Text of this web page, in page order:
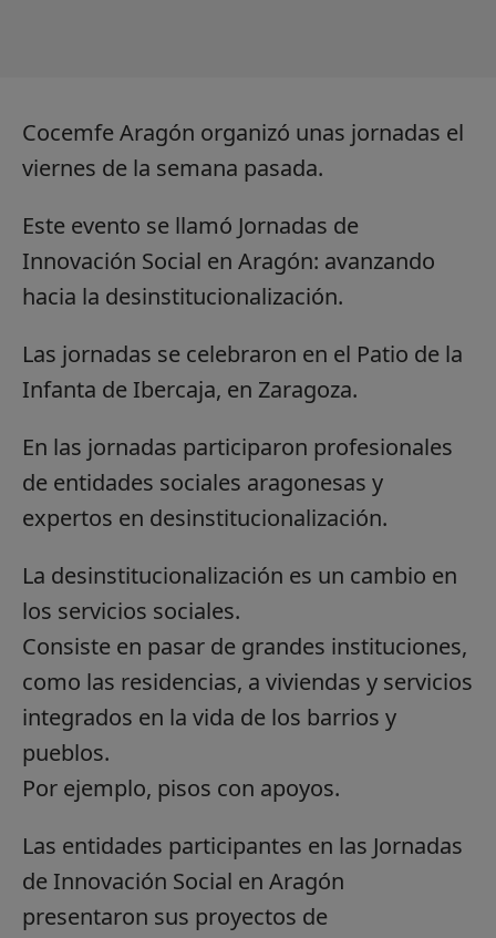
Cocemfe Aragón organizó unas jornadas el
viernes de la semana pasada.
Este evento se llamó Jornadas de
Innovación Social en Aragón: avanzando
hacia la desinstitucionalización.
Las jornadas se celebraron en el Patio de la
Infanta de Ibercaja, en Zaragoza.
En las jornadas participaron profesionales
de entidades sociales aragonesas y
expertos en desinstitucionalización.
La desinstitucionalización es un cambio en
los servicios sociales.
Consiste en pasar de grandes instituciones,
como las residencias, a viviendas y servicios
integrados en la vida de los barrios y
pueblos.
Por ejemplo, pisos con apoyos.
Las entidades participantes en las Jornadas
de Innovación Social en Aragón
presentaron sus proyectos de